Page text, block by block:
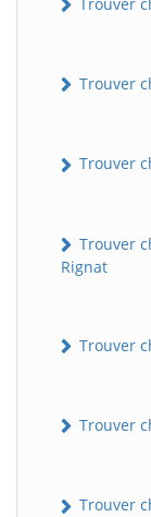
Trouver
Trouver
Trouver
Rignat
Trouver
Trouver
Trouver